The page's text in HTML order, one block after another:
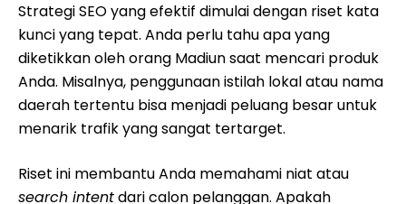
Strategi SEO yang efektif dimulai dengan riset kata
kunci yang tepat. Anda perlu tahu apa yang
diketikkan oleh orang Madiun saat mencari produk
Anda. Misalnya, penggunaan istilah lokal atau nama
daerah tertentu bisa menjadi peluang besar untuk
menarik trafik yang sangat tertarget.
Riset ini membantu Anda memahami niat atau
search intentdari calon pelanggan. Apakah